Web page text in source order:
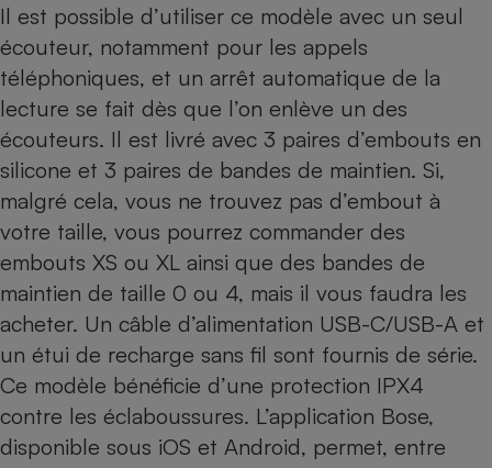
Il est possible d’utiliser ce modèle avec un seul
écouteur, notamment pour les appels
téléphoniques, et un arrêt automatique de la
lecture se fait dès que l’on enlève un des
écouteurs. Il est livré avec 3 paires d’embouts en
silicone et 3 paires de bandes de maintien. Si,
malgré cela, vous ne trouvez pas d’embout à
votre taille, vous pourrez commander des
embouts XS ou XL ainsi que des bandes de
maintien de taille 0 ou 4, mais il vous faudra les
acheter. Un câble d’alimentation USB-C/USB-A et
un étui de recharge sans fil sont fournis de série.
Ce modèle bénéficie d’une protection IPX4
contre les éclaboussures. L’application Bose,
disponible sous iOS et Android, permet, entre